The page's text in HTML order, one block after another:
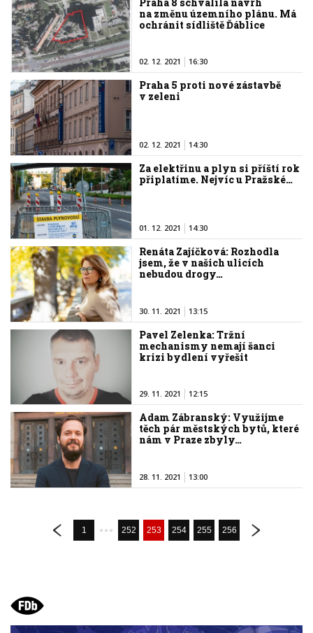
na změnu územního plánu. Má
ochránit sídliště Ďáblice
02. 12. 2021 16:30
Praha 5 proti nové zástavbě
v zeleni
02. 12. 2021 14:30
Za elektřinu a plyn si příští rok
připlatíme. Nejvíc u Pražské…
01. 12. 2021 14:30
Renáta Zajíčková: Rozhodla
jsem, že v našich ulicích
nebudou drogy…
30. 11. 2021 13:15
Pavel Zelenka: Tržní
mechanismy nemají šanci
krizi bydlení vyřešit
29. 11. 2021 12:15
Adam Zábranský: Využijme
těch pár městských bytů, které
nám v Praze zbyly…
28. 11. 2021 13:00
1 252 253 254 255 256